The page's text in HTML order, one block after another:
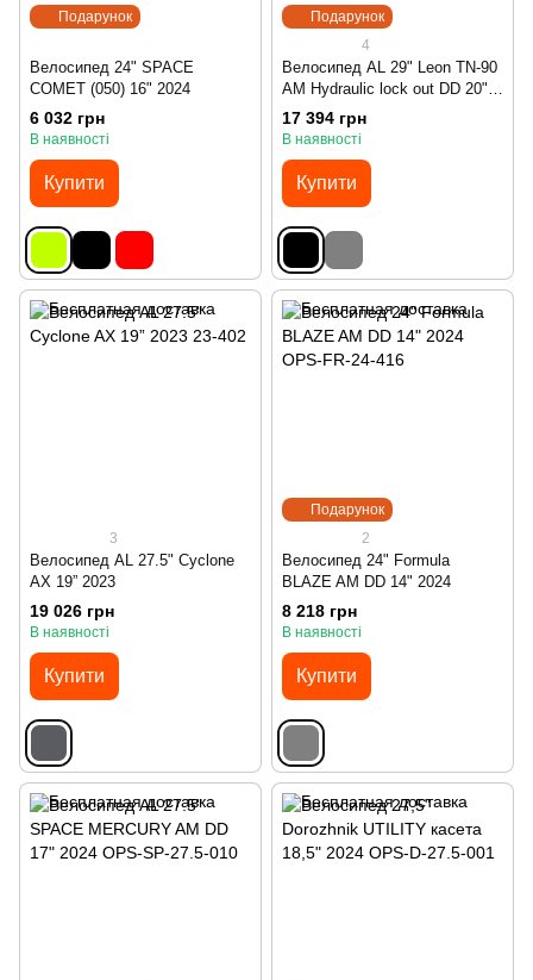
Подарунок
Велосипед 24" SPACE
COMET (050) 16" 2024
6 032 грн
В наявності
Купити
Подарунок
4
Велосипед AL 29" Leon TN-90
AM Hydraulic lock out DD 20"
2024
17 394 грн
В наявності
Купити
3
Велосипед AL 27.5" Cyclone
AX 19” 2023
19 026 грн
В наявності
Купити
Подарунок
2
Велосипед 24" Formula
BLAZE AM DD 14" 2024
8 218 грн
В наявності
Купити